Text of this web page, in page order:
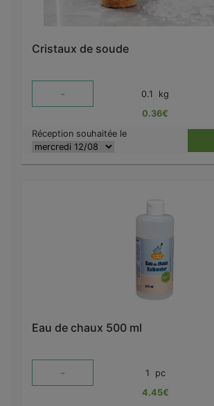
Cristaux de soude
- 0.1 kg
0.36€
Réception souhaitée le
Eau de chaux 500 ml
- 1 pc
4.45€